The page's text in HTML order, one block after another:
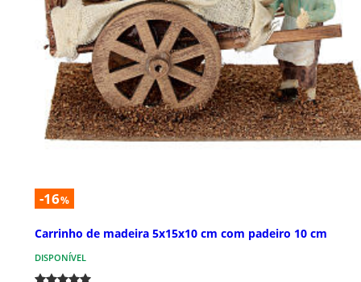
-16%
Carrinho de madeira 5x15x10 cm com padeiro 10 cm
DISPONÍVEL